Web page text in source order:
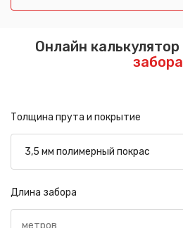
Онлайн калькулятор
забора
Толщина прута и покрытие
Длина забора